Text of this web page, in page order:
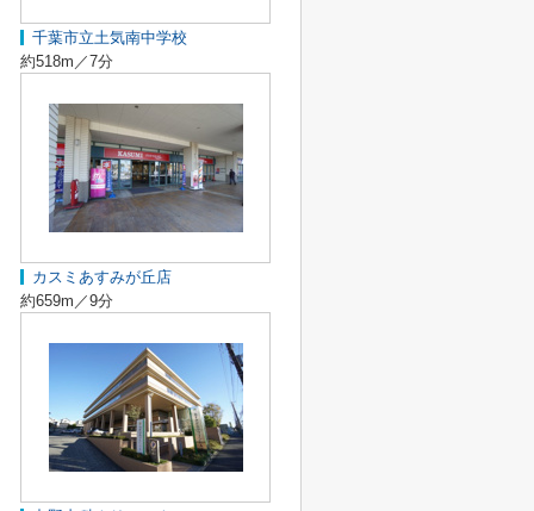
千葉市立土気南中学校
約518m／7分
カスミあすみが丘店
約659m／9分